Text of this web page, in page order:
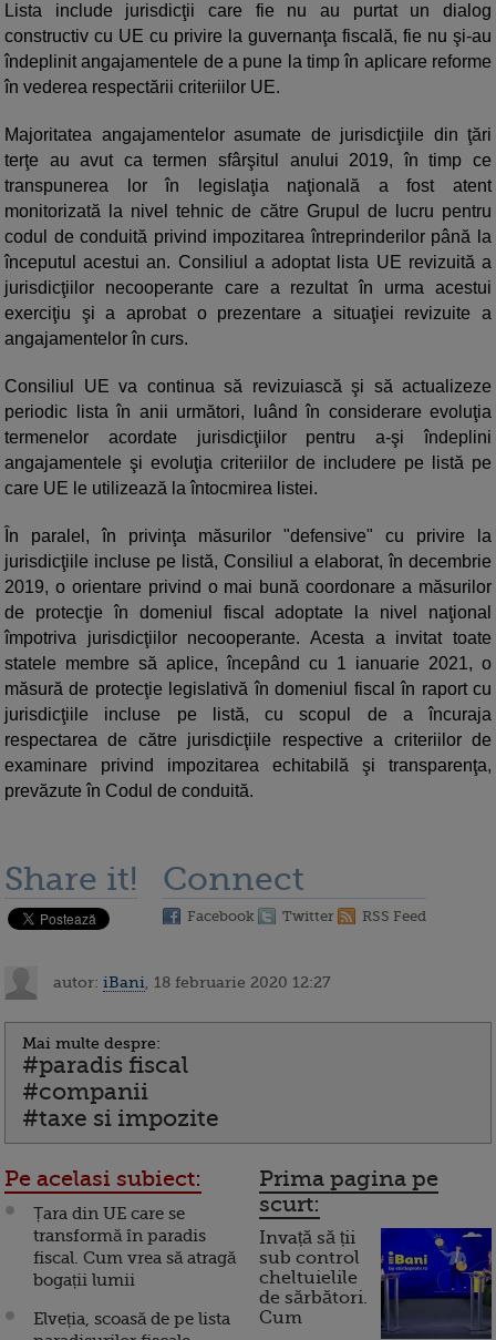
Lista include jurisdicţii care fie nu au purtat un dialog
constructiv cu UE cu privire la guvernanţa fiscală, fie nu şi-au
îndeplinit angajamentele de a pune la timp în aplicare reforme
în vederea respectării criteriilor UE.
Majoritatea angajamentelor asumate de jurisdicţiile din ţări
terţe au avut ca termen sfârşitul anului 2019, în timp ce
transpunerea lor în legislaţia naţională a fost atent
monitorizată la nivel tehnic de către Grupul de lucru pentru
codul de conduită privind impozitarea întreprinderilor până la
începutul acestui an. Consiliul a adoptat lista UE revizuită a
jurisdicţiilor necooperante care a rezultat în urma acestui
exerciţiu şi a aprobat o prezentare a situaţiei revizuite a
angajamentelor în curs.
Consiliul UE va continua să revizuiască şi să actualizeze
periodic lista în anii următori, luând în considerare evoluţia
termenelor acordate jurisdicţiilor pentru a-şi îndeplini
angajamentele şi evoluţia criteriilor de includere pe listă pe
care UE le utilizează la întocmirea listei.
În paralel, în privinţa măsurilor "defensive" cu privire la
jurisdicţiile incluse pe listă, Consiliul a elaborat, în decembrie
2019, o orientare privind o mai bună coordonare a măsurilor
de protecţie în domeniul fiscal adoptate la nivel naţional
împotriva jurisdicţiilor necooperante. Acesta a invitat toate
statele membre să aplice, începând cu 1 ianuarie 2021, o
măsură de protecţie legislativă în domeniul fiscal în raport cu
jurisdicţiile incluse pe listă, cu scopul de a încuraja
respectarea de către jurisdicţiile respective a criteriilor de
examinare privind impozitarea echitabilă şi transparenţa,
prevăzute în Codul de conduită.
Share it! Connect
Facebook Twitter RSS Feed
autor: iBani , 18 februarie 2020 12:27
Mai multe despre:
#paradis fiscal
#companii
#taxe si impozite
Pe acelasi subiect:
Țara din UE care se
transformă în paradis
fiscal. Cum vrea să atragă
bogații lumii
Elveția, scoasă de pe lista
Prima pagina pe
scurt:
Invață să ții
sub control
cheltuielile
de sărbători.
Cum